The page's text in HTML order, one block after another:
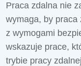
Praca zdalna nie
wymaga, by praca
z wymogami
wskazuje prace,
trybie pracy